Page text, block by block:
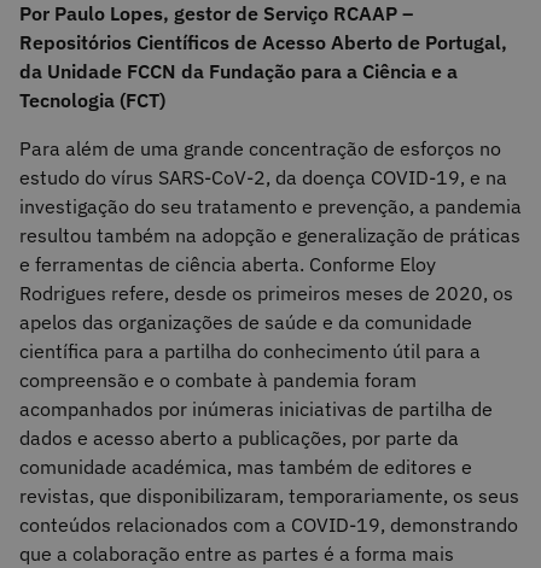
Por Paulo Lopes, gestor de Serviço RCAAP –
Repositórios Científicos de Acesso Aberto de Portugal,
da Unidade FCCN da Fundação para a Ciência e a
Tecnologia (FCT)
Para além de uma grande concentração de esforços no
estudo do vírus SARS-CoV-2, da doença COVID-19, e na
investigação do seu tratamento e prevenção, a pandemia
resultou também na adopção e generalização de práticas
e ferramentas de ciência aberta. Conforme Eloy
Rodrigues refere, desde os primeiros meses de 2020, os
apelos das organizações de saúde e da comunidade
científica para a partilha do conhecimento útil para a
compreensão e o combate à pandemia foram
acompanhados por inúmeras iniciativas de partilha de
dados e acesso aberto a publicações, por parte da
comunidade académica, mas também de editores e
revistas, que disponibilizaram, temporariamente, os seus
conteúdos relacionados com a COVID-19, demonstrando
que a colaboração entre as partes é a forma mais